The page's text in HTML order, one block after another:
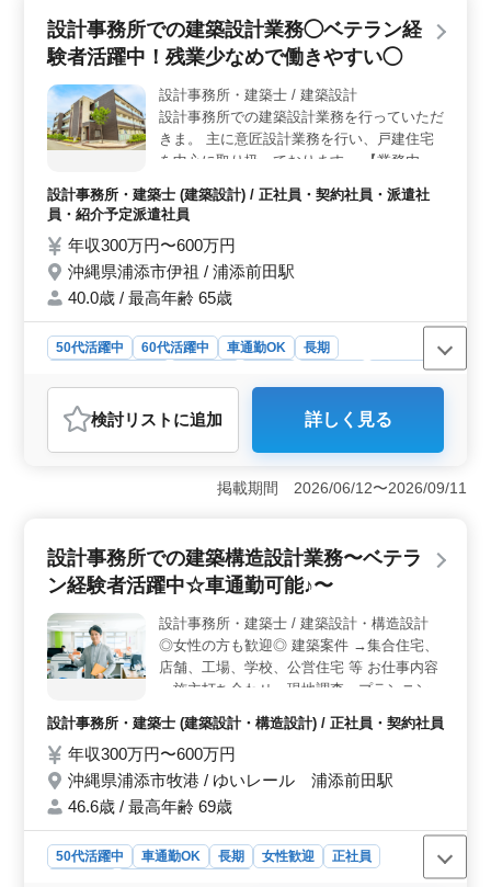
＜魅力2：働きやすさ＞ 完全週休2日制であり、残業は
月平均20時間程度と少なめです。これにより、仕事とプ
環境が整っています。また、休日も充実しており、土日
や祝日、年末年始休暇、有給休暇などをしっかり取得で
きます。 ＜魅力3：キャリアサポート＞ 正社員・契
約社員・派遣社員など、様々な雇用形態が用意されてい
額支給など、働く環境を支える制度が整っています。企
業の規模も大きく、従業員数96人となっており、安定感
のあるキャリアを築くことができます。
設計事務所での建築設計業務◯ベテラン経
験者活躍中！残業少なめで働きやすい◯
設計事務所・建築士 / 建築設計
設計事務所での建築設計業務を行っていただ
きま。 主に意匠設計業務を行い、戸建住宅
を中心に取り扱っております。 【業務内
ニング ・基本設計、実施設計、積算 ・確認
申請、各種書類作成、施工会社選定、設計監
理 等 ・CAD操作あり ◯備考 作業着支給 交
通費支給、マイカー通勤OK 残業少なめでプ
ライベートも充実 50代、60代以上の方もご
ります。
設計事務所・建築士 (建築設計) / 正社員・契約社員・派遣社
員・紹介予定派遣社員
年収300万円〜600万円
沖縄県浦添市伊祖 / 浦添前田駅
40.0歳 / 最高年齢 65歳
50代活躍中 60代活躍中 車通勤OK
長期
派遣社員
設計事務所・建築士
おすすめポイント
＜建築設計のプロが輝く設計事務所＞ 沖縄県浦添市伊
祖に位置する当設計事務所では、建築設計業務において
豊富な経験を持つベテランの方々が活躍しています。残
打ち合わせから現地調査、プランニング、基本設計、実
施設計、積算、確認申請、各種書類作成、施工会社選
CADの操作も行い、クオリティの高い設計を実現しま
す。 ＜経験者のみ募集＞ 2級建築士以上の資格と普
通自動車運転免許をお持ちの方、そして建築設計業務経
験6年以上を有する方を募集しています。CADの経験者で
活躍中です。
検討リスト に追加 詳しく見る
掲載期間 2026/06/12〜2026/09/11
設計事務所での建築構造設計業務〜ベテラ
ン経験者活躍中☆車通勤可能♪〜
設計事務所・建築士 / 建築設計・構造設計
◎女性の方も歓迎◎ 建築案件 →集合住宅、
店舗、工場、学校、公営住宅 等 お仕事内容
→施主打ち合わせ、現地調査、プランニング
各種書類作成、施工会社選定、設計監理 等
→CAD操作あり 備考 →作業着支給 →交通費
支給 →資格手当支給 →車通勤可能 年齢より
も経験のある方募集しております＼＾＾／
設計事務所・建築士 (建築設計・構造設計) / 正社員・契約社員
年収300万円〜600万円
沖縄県浦添市牧港 / ゆいレール 浦添前田駅
46.6歳 / 最高年齢 69歳
50代活躍中 車通勤OK 長期 女性歓迎
正社員